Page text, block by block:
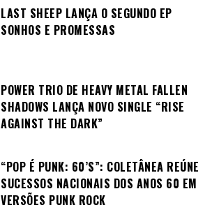
LAST SHEEP LANÇA O SEGUNDO EP
SONHOS E PROMESSAS
POWER TRIO DE HEAVY METAL FALLEN
SHADOWS LANÇA NOVO SINGLE “RISE
AGAINST THE DARK”
“POP É PUNK: 60’S”: COLETÂNEA REÚNE
SUCESSOS NACIONAIS DOS ANOS 60 EM
VERSÕES PUNK ROCK